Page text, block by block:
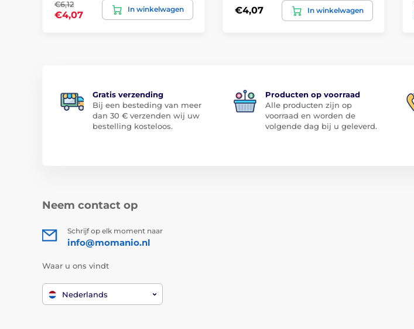
€6,12
€4,07
In winkelwagen €4,07 In winkelwagen
Gratis verzending
Bij een besteding van meer
dan 30 € verzenden wij uw
bestelling kosteloos.
Producten op voorraad
Alle producten zijn op
voorraad en worden de
volgende dag bij u geleverd.
Neem contact op
Schrijf op elk moment naar
info@momanio.nl
Waar u ons vindt
Nederlands